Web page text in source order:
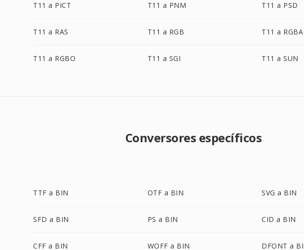
T11 a PICT T11 a PNM T11 a PSD
T11 a RAS T11 a RGB T11 a RGBA
T11 a RGBO T11 a SGI T11 a SUN
Conversores específicos
TTF a BIN OTF a BIN SVG a BIN
SFD a BIN PS a BIN CID a BIN
CFF a BIN WOFF a BIN DFONT a